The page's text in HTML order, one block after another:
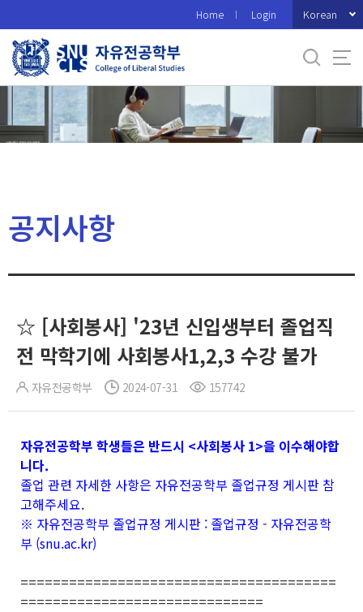
로
메
Home Login Korean
공지사항
☆ [사회봉사] '23년 신입생부터 졸업직
전 막학기에 사회봉사1,2,3 수강 불가
자유전공학부 2024-07-31 157742
자유전공학부 학생들은 반드시 <사회봉사 1>을 이수해야합
니다.
졸업 관련 자세한 사항은 자유전공학부 졸업규정 게시판 참
고해주세요.
※ 자유전공학부 졸업규정 게시판 : 졸업규정 - 자유전공학
부 (snu.ac.kr)
=======================================
==============================